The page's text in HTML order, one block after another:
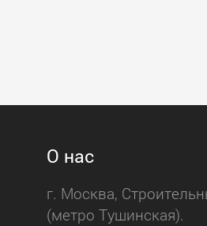
О нас
г. Москва,
(метро Тушинская).